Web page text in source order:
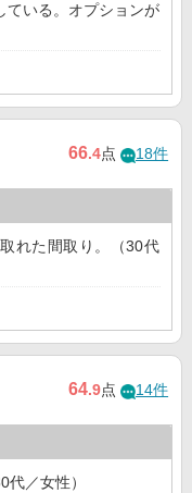
ている。オプションが
66.4点 18件
れた間取り。（30代
64.9点 14件
／女性）